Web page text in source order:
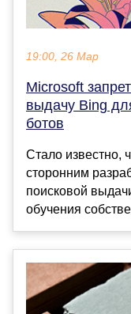
19:00, 26 Мар
Microsoft
выдачу Bing
ботов
Стало известно,
сторонним
поисковой
обучения